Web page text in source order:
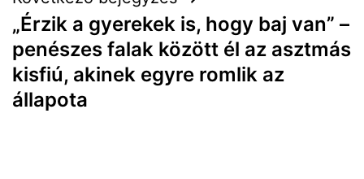
„Érzik a gyerekek is, hogy baj van” –
penészes falak között él az asztmás
kisfiú, akinek egyre romlik az
állapota